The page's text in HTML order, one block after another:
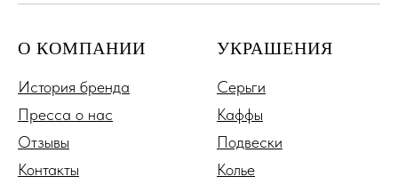
О КОМПАНИИ
История бренда
Пресса о нас
Отзывы
Контакты
УКРАШЕНИЯ
Серьги
Каффы
Подвески
Колье